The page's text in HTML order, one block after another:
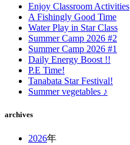
Enjoy Classroom Activities
A Fishingly Good Time
Water Play in Star Class
Summer Camp 2026 #2
Summer Camp 2026 #1
Daily Energy Boost !!
P.E Time!
Tanabata Star Festival!
Summer vegetables ♪
archives
2026年